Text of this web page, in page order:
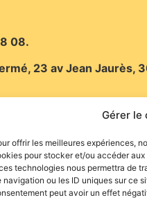
Gérer le
offrir les meilleures expériences,
pour stocker et/ou accéder
technologies nous permettra de
navigation ou les ID uniques sur ce
peut avoir un effet
08.
23 av Jean Jaurès,